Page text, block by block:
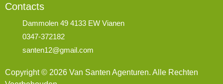
Contacts
Dammolen 49 4133 EW Vianen
0347-372182
santen12@gmail.com
Copyright © 2026 Van Santen Agenturen. Alle Rechten